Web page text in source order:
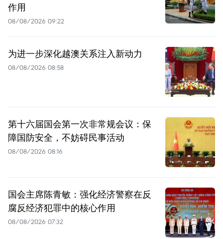
作用
08/08/2026 09:22
为进一步深化越澳关系注入新动力
08/08/2026 08:58
第十六届国会第一次非常规会议：保
障国防安全，不妨碍民事活动
08/08/2026 08:16
国会主席陈青敏：强化经济警察在反
腐反经济犯罪中的核心作用
08/08/2026 07:32